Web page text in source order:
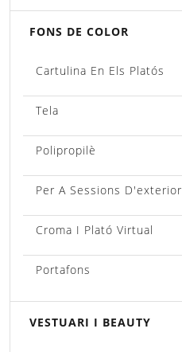
FONS DE COLOR
Cartulina En Els Platós
Tela
Polipropilè
Per A Sessions D'exterior
Croma I Plató Virtual
Portafons
VESTUARI I BEAUTY